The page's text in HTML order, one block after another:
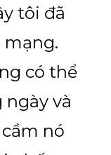
tôi đã
có thể
và
nó